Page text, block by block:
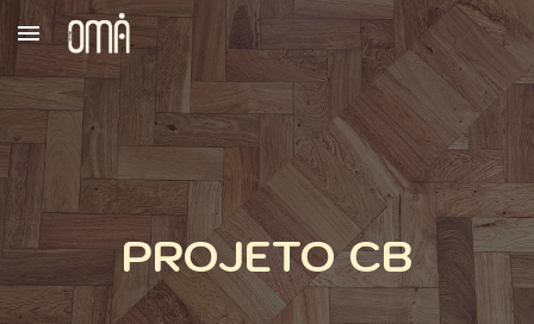
Skip to main content Skip to navigation
PROJETO CB